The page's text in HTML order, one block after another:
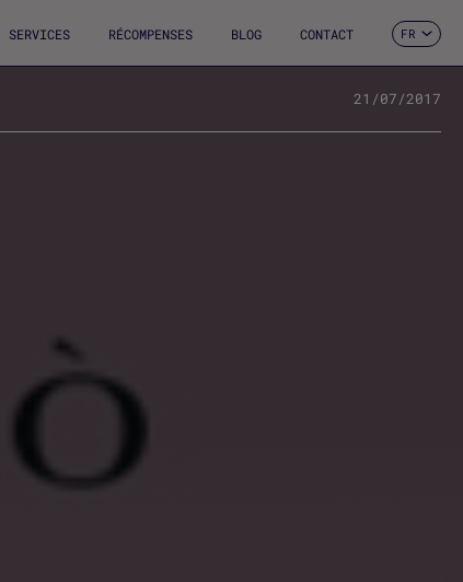
SERVICES RÉCOMPENSES BLOG CONTACT
EN
FR
IT
21/07/2017